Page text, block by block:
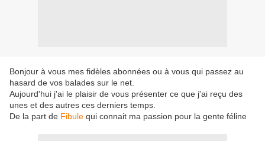
Bonjour à vous mes fidèles abonnées ou à vous qui passez au
hasard de vos balades sur le net.
Aujourd'hui j'ai le plaisir de vous présenter ce que j'ai reçu des
unes et des autres ces derniers temps.
De la part de Fibule qui connait ma passion pour la gente féline